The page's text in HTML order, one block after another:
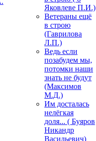
Яковлеве П.И.)
Ветераны ещё
в строю
(Гаврилова
Л.П.)
Ведь если
позабудем мы,
потомки наши
знать не будут
(Максимов
М.Д.)
Им досталась
нелёгкая
доля... ( Буяров
Никандр
Васильевич)